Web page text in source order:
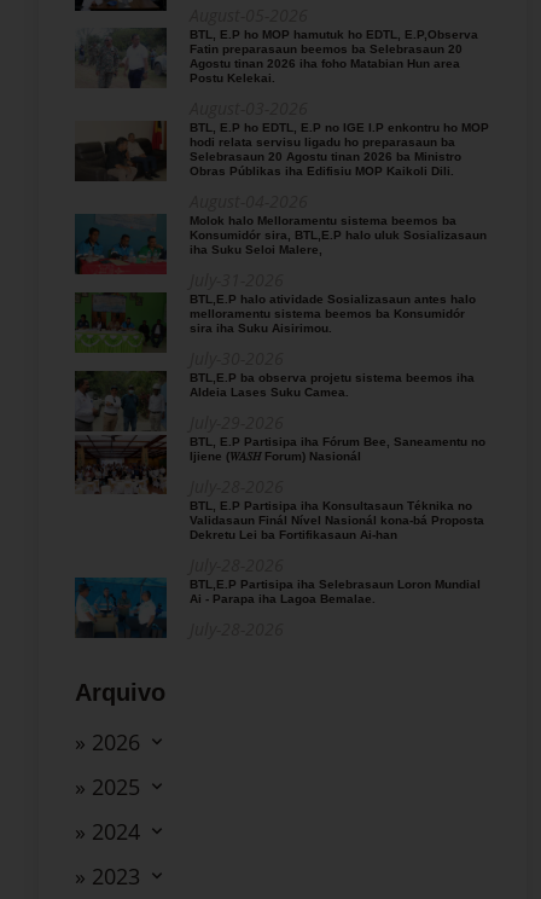
BTL, E.P ho MOP hamutuk ho EDTL, E.P,Observa
Fatin preparasaun beemos ba Selebrasaun 20
Agostu tinan 2026 iha foho Matabian Hun area
Postu Kelekai.
BTL, E.P ho EDTL, E.P no IGE I.P enkontru ho MOP
hodi relata servisu ligadu ho preparasaun ba
Selebrasaun 20 Agostu tinan 2026 ba Ministro
Obras Públikas iha Edifisiu MOP Kaikoli Dili.
Molok halo Melloramentu sistema beemos ba
Konsumidór sira, BTL,E.P halo uluk Sosializasaun
iha Suku Seloi Malere,
BTL,E.P halo atividade Sosializasaun antes halo
melloramentu sistema beemos ba Konsumidór
sira iha Suku Aisirimou.
BTL,E.P ba observa projetu sistema beemos iha
Aldeia Lases Suku Camea.
BTL, E.P Partisipa iha Fórum Bee, Saneamentu no
Ijiene (𝑊𝐴𝑆𝐻 Forum) Nasionál
BTL, E.P Partisipa iha Konsultasaun Téknika no
Validasaun Finál Nível Nasionál kona-bá Proposta
Dekretu Lei ba Fortifikasaun Ai-han
BTL,E.P Partisipa iha Selebrasaun Loron Mundial
Ai - Parapa iha Lagoa Bemalae.
Arquivo
» 2026
» 2025
» 2024
» 2023